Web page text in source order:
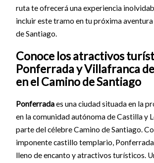
ruta te ofrecerá una experiencia
incluir este tramo en tu próxima
de Santiago.
Conoce los atractivos
Ponferrada y Villafranca
en el Camino de Santiago
Ponferradaes una ciudad situada en la
en la comunidad autónoma de Castilla y
parte del célebre Camino de Santiago.
imponente castillo templario, Ponferrada
lleno de encanto y atractivos turísticos.